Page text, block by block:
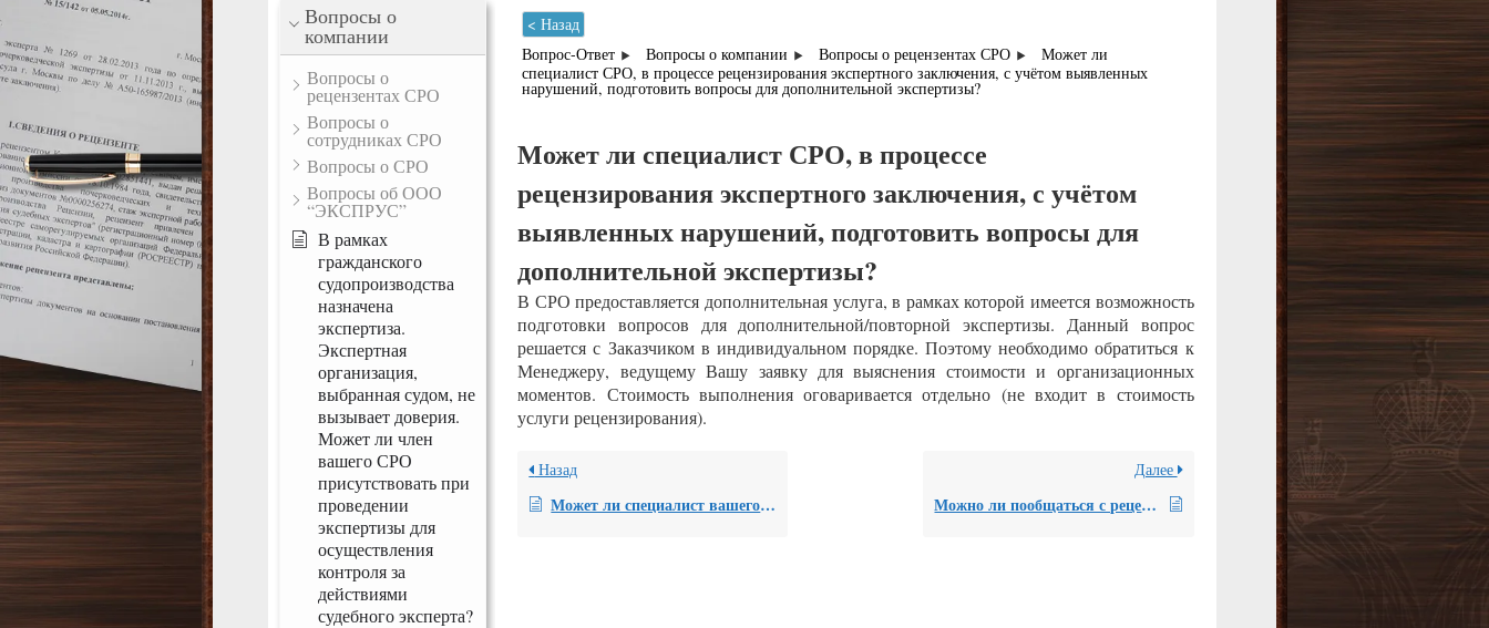
Вопросы о
компании
Вопросы о
рецензентах СРО
Вопросы о
сотрудниках СРО
Вопросы о СРО
Вопросы об ООО
“ЭКСПРУС”
В рамках
гражданского
судопроизводства
назначена
экспертиза.
Экспертная
организация,
выбранная судом, не
вызывает доверия.
Может ли член
вашего СРО
присутствовать при
проведении
экспертизы для
осуществления
контроля за
действиями
судебного эксперта?
< Назад
Вопрос-Ответ
Вопросы о компании Вопросы о рецензентах СРО
Может ли
специалист СРО, в процессе рецензирования экспертного заключения, с учётом выявленных
нарушений, подготовить вопросы для дополнительной экспертизы?
Может ли специалист СРО, в процессе
рецензирования экспертного заключения, с учётом
выявленных нарушений, подготовить вопросы для
дополнительной экспертизы?
В СРО предоставляется дополнительная услуга, в рамках которой имеется возможность
подготовки вопросов для дополнительной/повторной экспертизы. Данный вопрос
решается с Заказчиком в индивидуальном порядке. Поэтому необходимо обратиться к
Менеджеру, ведущему Вашу заявку для выяснения стоимости и организационных
моментов. Стоимость выполнения оговаривается отдельно (не входит в стоимость
услуги рецензирования).
Назад
Может ли специалист вашего СРО принять участие в судебном заседании и оспорить результаты проведенной судебной экспертизы, без написания письменной рецензии на данную экспертизу?
Далее
Можно ли пообщаться с рецензентом в течение срока подготовки рецензии?